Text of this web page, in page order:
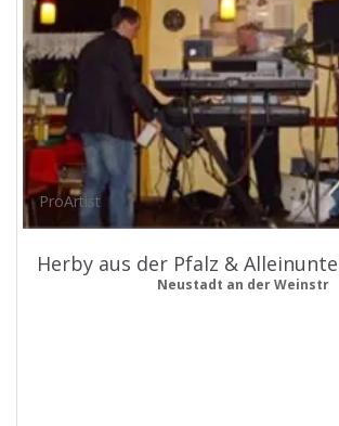
ProArtist
Herby aus der Pfalz &
Neustadt an der Weinstr